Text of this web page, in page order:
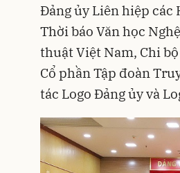
Đảng ủy Liên hiệp các
Thời báo Văn học
thuật Việt Nam, Chi
Cổ phần Tập đoàn
tác Logo Đảng ủy và